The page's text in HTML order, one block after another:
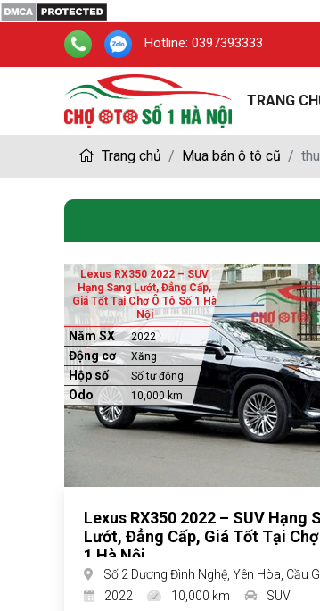
Hotline: 0397393333
TRANG
Trang chủ Mua bán ô tô cũ
Lexus RX350 2022 – SUV
Hạng Sang Lướt, Đẳng Cấp,
Giá Tốt Tại Chợ Ô Tô Số 1 Hà
Nội
Năm SX 2022
Động cơ Xăng
Hộp số Số tự động
Odo 10,000 km
Lexus RX350 2022 – SUV Hạng
Lướt, Đẳng Cấp, Giá Tốt Tại Chợ
1 Hà Nội
Số 2 Dương Đình Nghệ, Yên Hòa, Cầu
2022
10,000 km SUV